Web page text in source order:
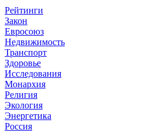
Рейтинги
Закон
Евросоюз
Недвижимость
Транспорт
Здоровье
Исследования
Монархия
Религия
Экология
Энергетика
Россия